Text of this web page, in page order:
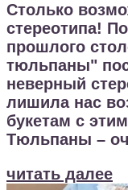
Столько
стереотипа!
прошлого
тюльпаны"
неверный
лишила нас
букетам с
Тюльпаны –
читать далее